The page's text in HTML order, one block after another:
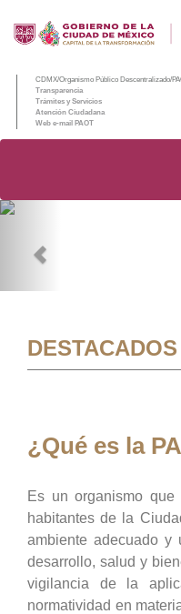
CDMX/Organismo Público Descentralizado/
Transparencia
Trámites y Servicios
Atención Ciudadana
Web e-mail PAOT
DESTACADOS
¿Qué es la
Es un organismo
habitantes de la
ambiente adecuado y
desarrollo, salud y
vigilancia de la
normatividad en